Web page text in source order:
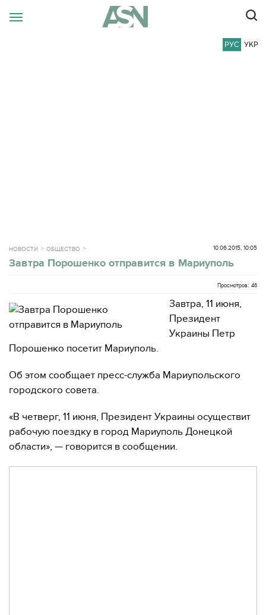
РУС УКР
НОВОСТИ ОБЩЕСТВО 10.06.2015, 10:05
Завтра Порошенко отправится в Мариуполь
Просмотров: 46
Завтра, 11 июня,
Президент
Украины Петр
Порошенко посетит Мариуполь.
Об этом сообщает пресс-служба Мариупольского
городского совета.
«В четверг, 11 июня, Президент Украины осуществит
рабочую поездку в город Мариуполь Донецкой
области», — говорится в сообщении.